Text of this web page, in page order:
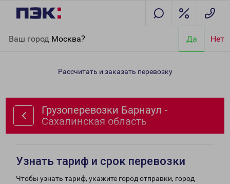
Ваш город Москва? Да Нет
Сахалинская область
Рассчитать и заказать перевозку
Грузоперевозки Барнаул -
Сахалинская область
Узнать тариф и срок перевозки
Чтобы узнать тариф, укажите город отправки, город